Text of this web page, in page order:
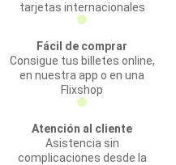
tarjetas internacionales
Fácil de comprar
Consigue tus billetes online,
en nuestra app o en una
Flixshop
Atención al cliente
Asistencia sin
complicaciones desde la